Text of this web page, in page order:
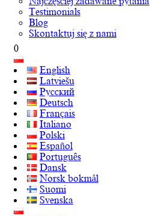
Testimonials
Blog
Skontaktuj się z nami
0
English
Latviešu
Русский
Deutsch
Français
Italiano
Polski
Español
Português
Dansk
Norsk bokmål
Suomi
Svenska